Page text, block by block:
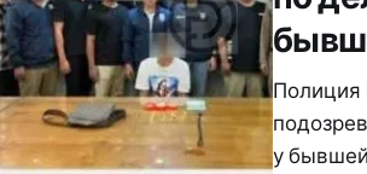
Полиция
у